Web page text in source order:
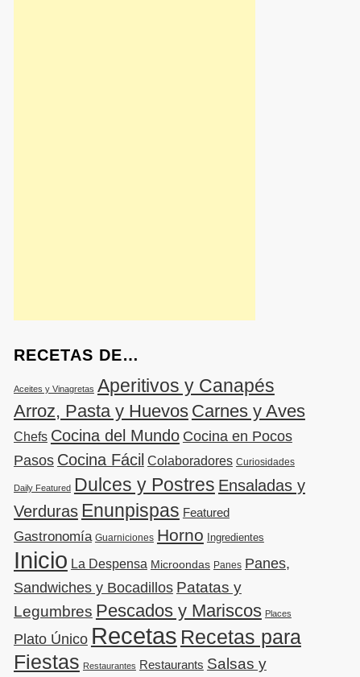
RECETAS DE…
Aceites y Vinagretas Aperitivos y Canapés
Arroz, Pasta y Huevos Carnes y Aves
Chefs Cocina del Mundo Cocina en Pocos
Pasos Cocina Fácil Colaboradores Curiosidades
Daily Featured Dulces y Postres Ensaladas y
Verduras Enunpispas Featured
Gastronomía Guarniciones Horno Ingredientes
Inicio La Despensa Microondas Panes Panes,
Sandwiches y Bocadillos Patatas y
Legumbres Pescados y Mariscos Places
Plato Único Recetas Recetas para
Fiestas Restaurantes Restaurants Salsas y